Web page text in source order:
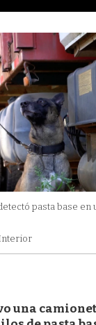
pasta base en
una